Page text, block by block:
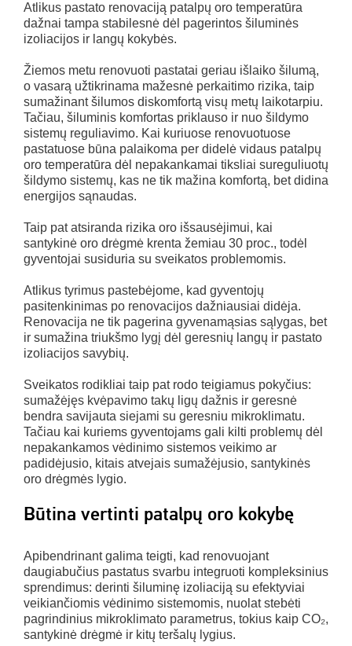
Atlikus pastato renovaciją patalpų oro temperatūra
dažnai tampa stabilesnė dėl pagerintos šiluminės
izoliacijos ir langų kokybės.
Žiemos metu renovuoti pastatai geriau išlaiko šilumą,
o vasarą užtikrinama mažesnė perkaitimo rizika, taip
sumažinant šilumos diskomfortą visų metų laikotarpiu.
Tačiau, šiluminis komfortas priklauso ir nuo šildymo
sistemų reguliavimo. Kai kuriuose renovuotuose
pastatuose būna palaikoma per didelė vidaus patalpų
oro temperatūra dėl nepakankamai tiksliai sureguliuotų
šildymo sistemų, kas ne tik mažina komfortą, bet didina
energijos sąnaudas.
Taip pat atsiranda rizika oro išsausėjimui, kai
santykinė oro drėgmė krenta žemiau 30 proc., todėl
gyventojai susiduria su sveikatos problemomis.
Atlikus tyrimus pastebėjome, kad gyventojų
pasitenkinimas po renovacijos dažniausiai didėja.
Renovacija ne tik pagerina gyvenamąsias sąlygas, bet
ir sumažina triukšmo lygį dėl geresnių langų ir pastato
izoliacijos savybių.
Sveikatos rodikliai taip pat rodo teigiamus pokyčius:
sumažėjęs kvėpavimo takų ligų dažnis ir geresnė
bendra savijauta siejami su geresniu mikroklimatu.
Tačiau kai kuriems gyventojams gali kilti problemų dėl
nepakankamos vėdinimo sistemos veikimo ar
padidėjusio, kitais atvejais sumažėjusio, santykinės
oro drėgmės lygio.
Būtina vertinti patalpų oro kokybę
Apibendrinant galima teigti, kad renovuojant
daugiabučius pastatus svarbu integruoti kompleksinius
sprendimus: derinti šiluminę izoliaciją su efektyviai
veikiančiomis vėdinimo sistemomis, nuolat stebėti
pagrindinius mikroklimato parametrus, tokius kaip CO₂,
santykinė drėgmė ir kitų teršalų lygius.